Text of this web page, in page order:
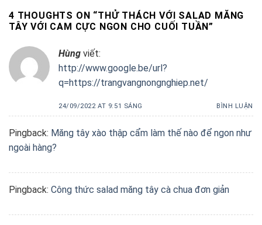
4 THOUGHTS ON “THỬ THÁCH VỚI SALAD MĂNG
TÂY VỚI CAM CỰC NGON CHO CUỐI TUẦN”
Hùng viết:
http://www.google.be/url?
q=https://trangvangnongnghiep.net/
24/09/2022 AT 9:51 SÁNG BÌNH LUẬN
Pingback: Măng tây xào thập cẩm làm thế nào để ngon như
ngoài hàng?
Pingback: Công thức salad măng tây cà chua đơn giản